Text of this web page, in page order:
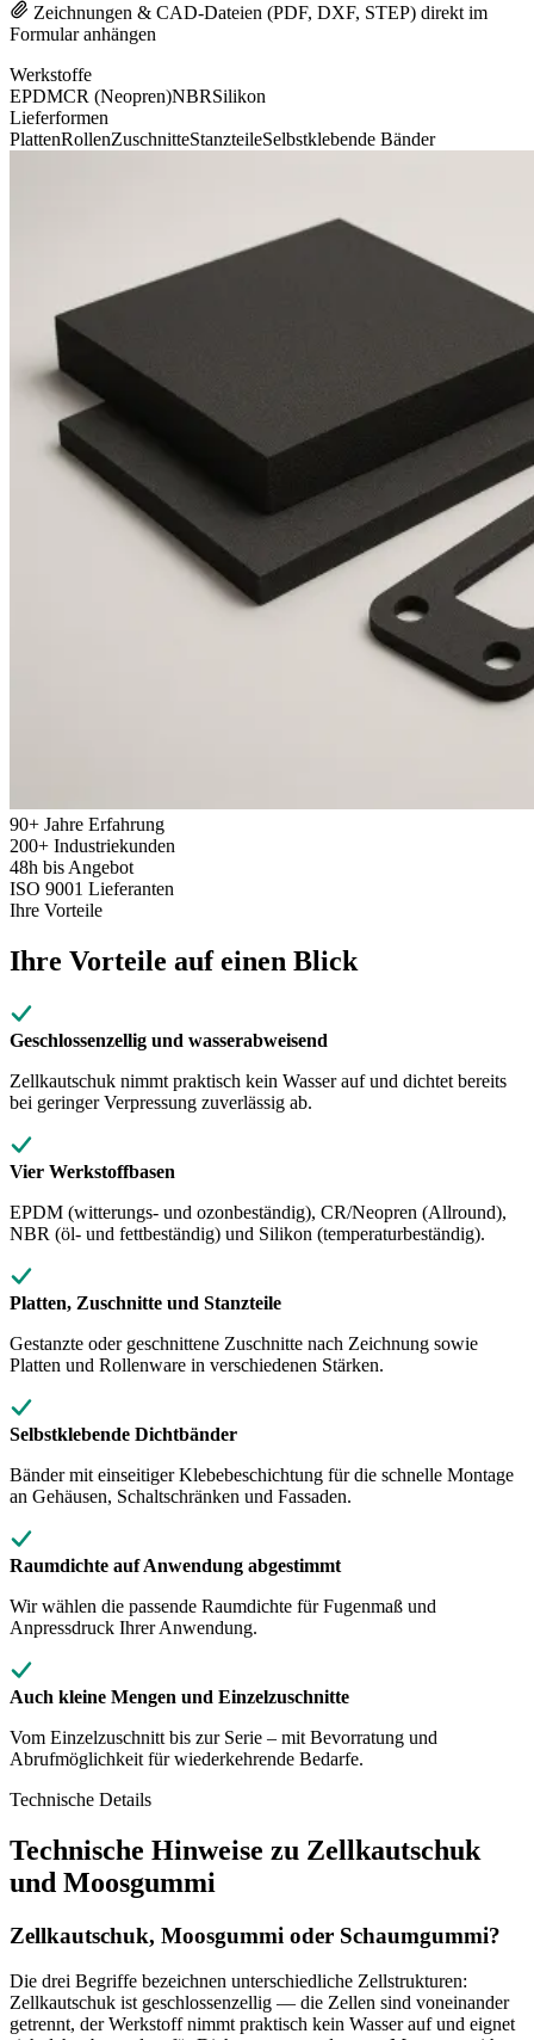
Zeichnungen & CAD-Dateien (PDF, DXF, STEP) direkt im
Formular anhängen
Werkstoffe
EPDMCR (Neopren)NBRSilikon
Lieferformen
PlattenRollenZuschnitteStanzteileSelbstklebende Bänder
90+ Jahre Erfahrung
200+ Industriekunden
48h bis Angebot
ISO 9001 Lieferanten
Ihre Vorteile
Ihre Vorteile auf einen Blick
Geschlossenzellig und wasserabweisend
Zellkautschuk nimmt praktisch kein Wasser auf und dichtet bereits
bei geringer Verpressung zuverlässig ab.
Vier Werkstoffbasen
EPDM (witterungs- und ozonbeständig), CR/Neopren (Allround),
NBR (öl- und fettbeständig) und Silikon (temperaturbeständig).
Platten, Zuschnitte und Stanzteile
Gestanzte oder geschnittene Zuschnitte nach Zeichnung sowie
Platten und Rollenware in verschiedenen Stärken.
Selbstklebende Dichtbänder
Bänder mit einseitiger Klebebeschichtung für die schnelle Montage
an Gehäusen, Schaltschränken und Fassaden.
Raumdichte auf Anwendung abgestimmt
Wir wählen die passende Raumdichte für Fugenmaß und
Anpressdruck Ihrer Anwendung.
Auch kleine Mengen und Einzelzuschnitte
Vom Einzelzuschnitt bis zur Serie – mit Bevorratung und
Abrufmöglichkeit für wiederkehrende Bedarfe.
Technische Details
Technische Hinweise zu Zellkautschuk
und Moosgummi
Zellkautschuk, Moosgummi oder Schaumgummi?
Die drei Begriffe bezeichnen unterschiedliche Zellstrukturen:
Zellkautschuk ist geschlossenzellig — die Zellen sind voneinander
getrennt, der Werkstoff nimmt praktisch kein Wasser auf und eignet